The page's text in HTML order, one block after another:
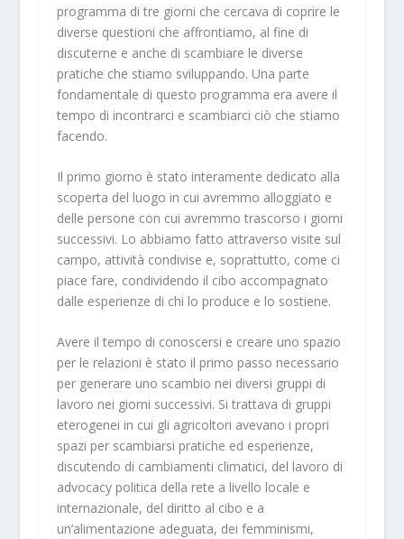
programma di tre giorni che cercava di coprire le
diverse questioni che affrontiamo, al fine di
discuterne e anche di scambiare le diverse
pratiche che stiamo sviluppando. Una parte
fondamentale di questo programma era avere il
tempo di incontrarci e scambiarci ciò che stiamo
facendo.
Il primo giorno è stato interamente dedicato alla
scoperta del luogo in cui avremmo alloggiato e
delle persone con cui avremmo trascorso i giorni
successivi. Lo abbiamo fatto attraverso visite sul
campo, attività condivise e, soprattutto, come ci
piace fare, condividendo il cibo accompagnato
dalle esperienze di chi lo produce e lo sostiene.
Avere il tempo di conoscersi e creare uno spazio
per le relazioni è stato il primo passo necessario
per generare uno scambio nei diversi gruppi di
lavoro nei giorni successivi. Si trattava di gruppi
eterogenei in cui gli agricoltori avevano i propri
spazi per scambiarsi pratiche ed esperienze,
discutendo di cambiamenti climatici, del lavoro di
advocacy politica della rete a livello locale e
internazionale, del diritto al cibo e a
un’alimentazione adeguata, dei femminismi,